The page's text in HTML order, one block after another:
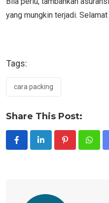
yang mungkin terjadi.
Tags:
cara packing
Share This Post:
Pinterest